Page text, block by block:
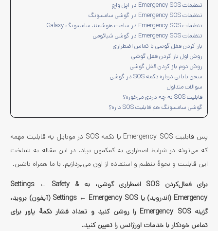
تنطیمات Emergency SOS در اپل واچ
تنظیمات Emergency SOS در گوشی سامسونگ
تنظیمات Emergency SOS در ساعت هوشمند سامسونگ Galaxy
تنظیمات Emergency SOS در گوشی شیائومی
باز کردن قفل گوشی با تماس اضطراری
روش اول باز کردن قفل گوشی
روش دوم باز کردن قفل گوشی
سخن پایانی درباره دکمه SOS در گوشی
سوالات متداول
قابلیت SOS به چه دردی می‌خوره؟
گوشی سامسونگ هم قابلیت SOS داره؟
پس قابلیت Emergency SOS یا دکمه SOS در موبایل یه قابلیت مهمه
که می‌تونه در شرایط اضطراری به کمکمون بیاد. در این مقاله به شناخت
این قابلیت و نحوۀ تنظیم و استفاده از اون می‌پردازیم. با ما همراه باشین.
برای فعال‌کردن SOS اضطراری گوشی، به Settings ← Safety &
Emergency (اندروید) یا Settings ← Emergency SOS (آیفون) بروید،
گزینه Emergency SOS را روشن کنید و تعداد فشار دکمهٔ پاور برای
تماس خودکار با خدمات اورژانس را تعیین کنید.